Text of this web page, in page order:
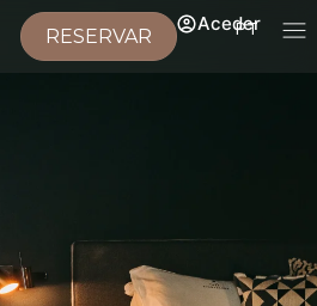
PT
Aceder
RESERVAR